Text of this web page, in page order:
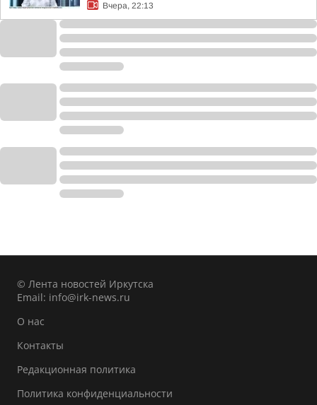
Вчера, 22:13
© Лента новостей Иркутска
Email: info@irk-news.ru
О нас
Контакты
Редакционная политика
Политика конфиденциальности